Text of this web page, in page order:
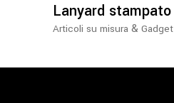
Lanyard stampato
Articoli su misura & Gadget